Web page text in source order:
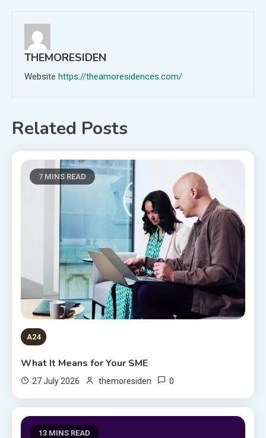
THEMORESIDEN
Website https://theamoresidences.com/
Related Posts
7 MINS READ
A24
What It Means for Your SME
27 July 2026 themoresiden 0
13 MINS READ